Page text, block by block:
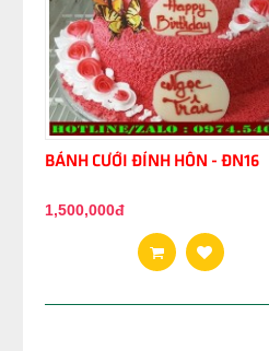
BÁNH CƯỚI ĐÍNH HÔN - ĐN16
1,500,000đ